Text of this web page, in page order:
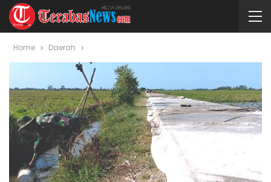
Home Daerah